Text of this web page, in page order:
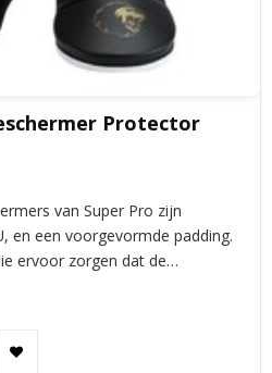
Protector
van Super Pro zijn
en een voorgevormde padding.
ervoor zorgen dat de
zitten, samen met de